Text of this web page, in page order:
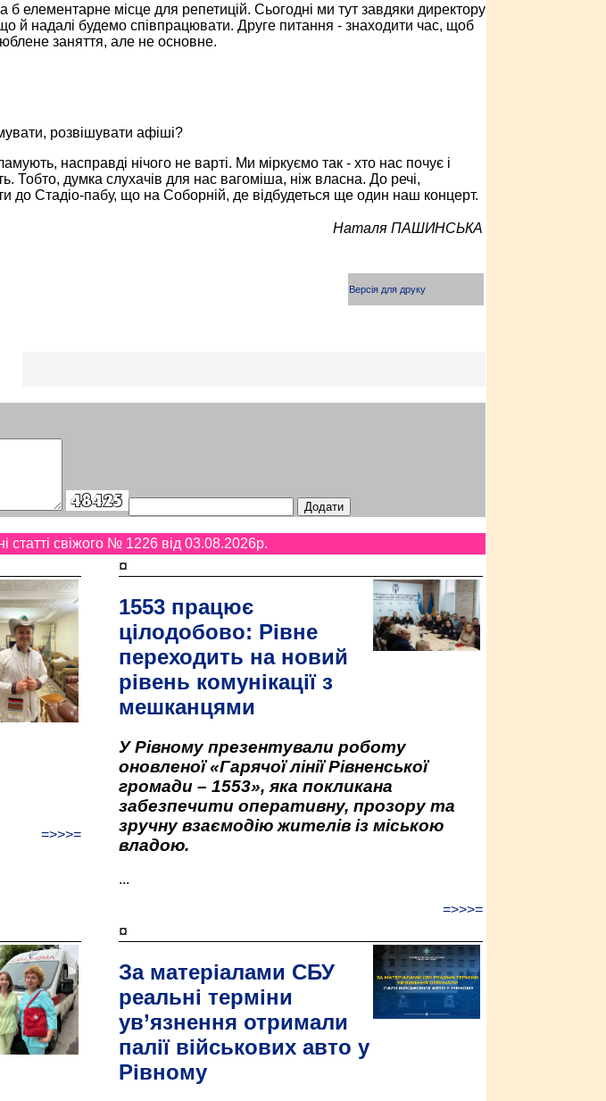
елементарне місце для репетицій. Сьогодні ми тут завдяки директору
й надалі будемо співпрацювати. Друге питання - знаходити час, щоб
заняття, але не основне.
розвішувати афіші?
насправді нічого не варті. Ми міркуємо так - хто нас почує і
Тобто, думка слухачів для нас вагоміша, ніж власна. До речі,
до Стадіо-пабу, що на Соборній, де відбудеться ще один наш концерт.
Наталя ПАШИНСЬКА
Версія для друку
статті свіжого № 1226 від 03.08.2026p.
=>>>=
¤
1553 працює
цілодобово: Рівне
переходить на новий
рівень комунікації з
мешканцями
У Рівному презентували роботу
оновленої «Гарячої лінії Рівненської
громади – 1553», яка покликана
забезпечити оперативну, прозору та
зручну взаємодію жителів із міською
владою.
...
=>>>=
¤
За матеріалами СБУ
реальні терміни
ув’язнення отримали
палії військових авто у
Рівному